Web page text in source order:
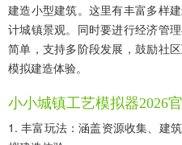
建造小型建筑。这里有丰富多样
计城镇景观。同时要进行经济管
简单，支持多阶段发展，鼓励社
模拟建造体验。
小小城镇工艺模拟器2026
1. 丰富玩法：涵盖资源收集、建